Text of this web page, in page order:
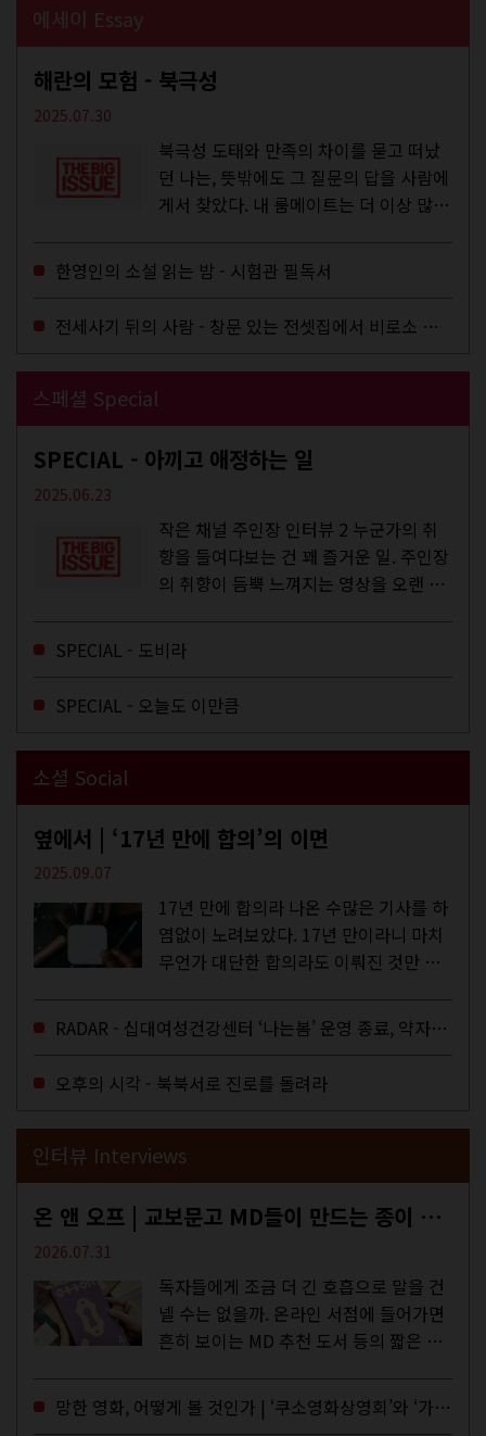
에세이 Essay
해란의 모험 - 북극성
2025.07.30
북극성 도태와 만족의 차이를 묻고 떠났
던 나는, 뜻밖에도 그 질문의 답을 사람에
게서 찾았다. 내 룸메이트는 더 이상 많은
한영인의 소설 읽는 밤 - 시험관 필독서
전세사기 뒤의 사람 - 창문 있는 전셋집에서 비로소 겨울 이불을 샀다
스페셜 Special
SPECIAL - 아끼고 애정하는 일
2025.06.23
작은 채널 주인장 인터뷰 2 누군가의 취
향을 들여다보는 건 꽤 즐거운 일. 주인장
의 취향이 듬뿍 느껴지는 영상을 오랜 시
에 스며드는 경험을 하기도 한다. 좀처럼
듣지 않던 장르의 노래를...
SPECIAL - 도비라
SPECIAL - 오늘도 이만큼
소셜 Social
옆에서 | ‘17년 만에 합의’의 이면
2025.09.07
17년 만에 합의라 나온 수많은 기사를 하
염없이 노려보았다. 17년 만이라니 마치
무언가 대단한 합의라도 이뤄진 것만 같
을 결정하는 심의기구인 최저임금위원회
에 대한 소식을 전하는 기사였는데,...
RADAR - 십대여성건강센터 ‘나는봄’ 운영 종료, 약자로부터 멀어지는 도시
오후의 시각 - 북북서로 진로를 돌려라
인터뷰 Interviews
온 앤 오프 | 교보문고 MD들이 만드는 종이 잡지 <어떤>
2026.07.31
독자들에게 조금 더 긴 호흡으로 말을 건
넬 수는 없을까. 온라인 서점에 들어가면
흔히 보이는 MD 추천 도서 등의 짧은 문
MD들의 고민 끝에 세상 밖으로 나온 종
이 잡지 어떤(otton). 지난해 12월...
망한 영화, 어떻게 볼 것인가 | ‘쿠소영화상영회’와 ‘가자미’의 이야기